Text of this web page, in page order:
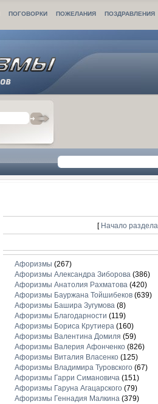
ПОГОВОРКИ ПОЖЕЛАНИЯ ПОЗДРАВЛЕНИЯ
[ Начало раздела
Афоризмы (267)
Афоризмы Александра Зиборова(386)
Афоризмы Анатолия Рахматова(420)
Афоризмы Бауржана Тойшибеков(639)
Афоризмы Башира Зугумова(8)
Афоризмы Благодарности (119)
Афоризмы Бориса Крутиера(160)
Афоризмы Валентина Домиля (59)
Афоризмы Валерия Афонченко(826)
Афоризмы Виталия Власенко(125)
Афоризмы Владимира Туровского(67)
Афоризмы Гарри Симановича(151)
Афоризмы Гаруна Агацарского(79)
Афоризмы Геннадия Малкина(379)